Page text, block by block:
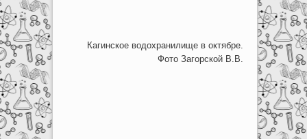
Кагинское водохранилище в октябре.
Фото Загорской В.В.